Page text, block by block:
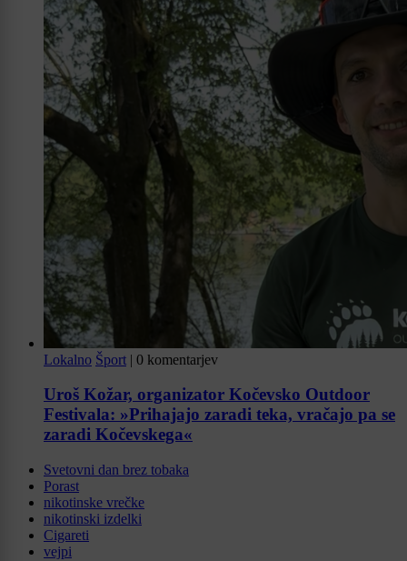
Lokalno Šport | 0 komentarjev
Uroš Kožar, organizator Kočevsko Outdoor
Festivala: »Prihajajo zaradi teka, vračajo pa se
zaradi Kočevskega«
Svetovni dan brez tobaka
Porast
nikotinske vrečke
nikotinski izdelki
Cigareti
vejpi